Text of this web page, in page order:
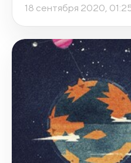
18 сентября 2020,